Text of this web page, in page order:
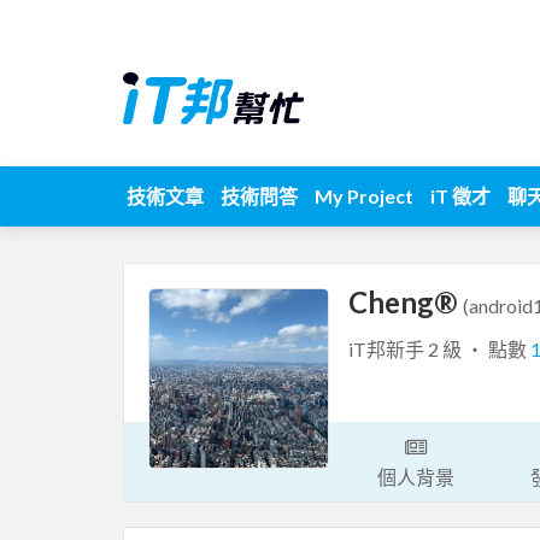
技術文章 技術問答 My Project iT 徵才 聊
Cheng®
iT邦新手 2 級 ‧ 點數
個人背景